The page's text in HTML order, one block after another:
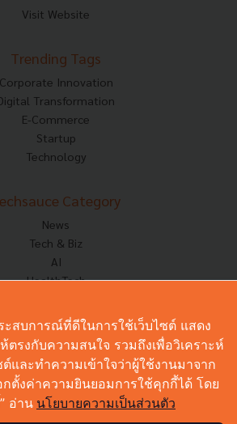
Visit Website
Trending Tags
Corporate Innovation
Transformation
E-Commerce
Startup
Technology
Category
News
Tech & Biz
AI
HealthTech
Corp Innov
Saucy Thoughts
Based On
Sustainable
Videos
Podcast
ะสบการณ์ที่ดีในการใช้เว็บไซต์ แสดง
รงกับความสนใจ รวมถึงเพื่อวิเคราะห์
ต์และทำความเข้าใจว่าผู้ใช้งานมาจาก
ตั้งค่าความยินยอมการใช้คุกกี้ได้ โดย
อ่าน นโยบายความเป็นส่วนตัว